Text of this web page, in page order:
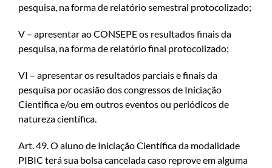
pesquisa, na forma de relatório semestral protocolizado;
V – apresentar ao CONSEPE os resultados finais da
pesquisa, na forma de relatório final protocolizado;
VI – apresentar os resultados parciais e finais da
pesquisa por ocasião dos congressos de Iniciação
Cientifica e/ou em outros eventos ou periódicos de
natureza científica.
Art. 49. O aluno de Iniciação Científica da modalidade
PIBIC terá sua bolsa cancelada caso reprove em alguma